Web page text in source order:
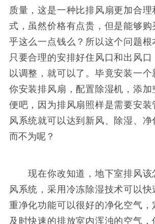
质量，这是一种比排风扇更加合
式，虽然价格有点贵，但是能够购
乎这么一点钱么？所以这个问题根
只要合理的安排好住风口和出风
以调整，就可以了。毕竟安装一
你安装排风扇，配置除湿机，添
便吧，因为排风扇照样是需要安
风系统就可以达到新风、除湿、
而不为呢？
现在你改知道，地下室排风该
风系统，采用冷冻除湿技术可以
重净化功能可以很好的净化空气，
及时快速的排放室内浑浊的空气，